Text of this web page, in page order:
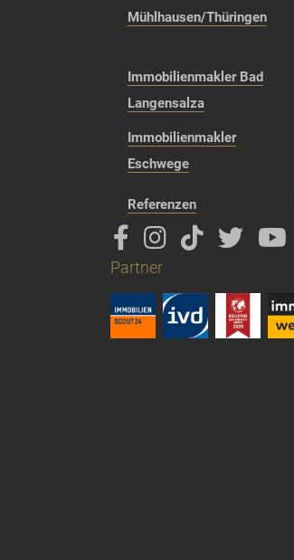
Mühlhausen/Thüringen
Immobilienmakler Bad
Langensalza
Immobilienmakler
Eschwege
Referenzen
Partner